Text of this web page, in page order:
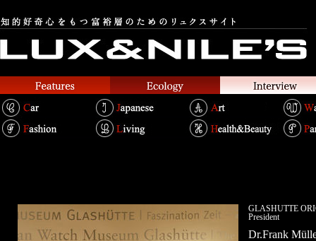
GLASHÜTTE
President
Dr.Frank